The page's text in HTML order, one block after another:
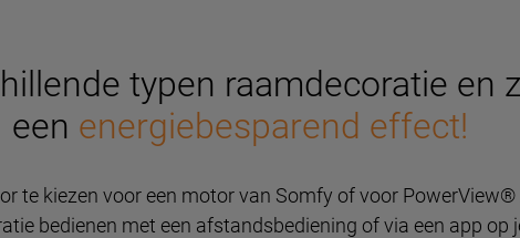
typen raamdecoratie en
een energiebesparend effect!
te kiezen voor een motor van Somfy of voor
bedienen met een afstandsbediening of via een app op